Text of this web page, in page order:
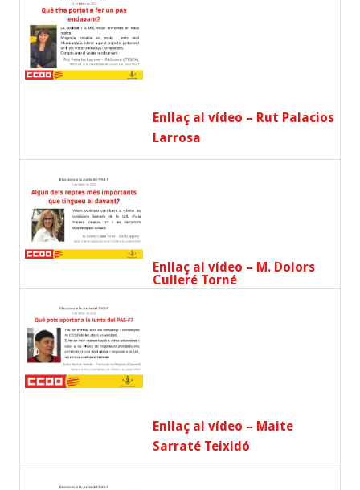
Enllaç al vídeo – Rut Palacios
Larrosa
Enllaç al vídeo – M. Dolors
Culleré Torné
Enllaç al vídeo – Maite
Sarraté Teixidó